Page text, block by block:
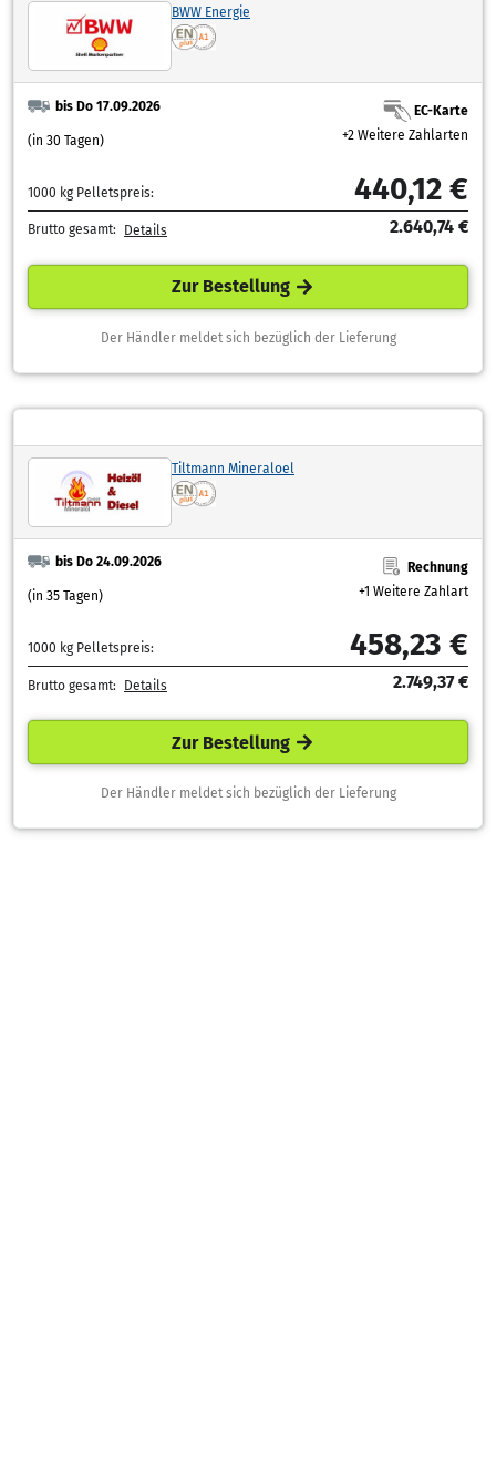
BWW Energie
bis Do 17.09.2026
(in 30 Tagen)
EC-Karte
+2 Weitere Zahlarten
1000 kg Pelletspreis: 440,12 €
Brutto gesamt: Details 2.640,74 €
Zur Bestellung
Der Händler meldet sich bezüglich der Lieferung
Tiltmann Mineraloel
bis Do 24.09.2026
(in 35 Tagen)
Rechnung
+1 Weitere Zahlart
1000 kg Pelletspreis: 458,23 €
Brutto gesamt: Details 2.749,37 €
Zur Bestellung
Der Händler meldet sich bezüglich der Lieferung